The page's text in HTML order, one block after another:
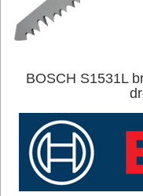
SIECIOWE
OSPRZĘT
AKCESORIA
BOSCH S1531L